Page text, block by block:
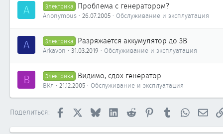
A Электрика Проблема с генератором?
Anonymous 26.07.2005 Обслуживание и эксплуатация
A Электрика Разряжается аккумулятор до 3В
Arkavon 31.03.2019 Обслуживание и эксплуатация
В Электрика Видимо, сдох генератор
ВКл 21.12.2005 Обслуживание и эксплуатация
Поделиться: Facebook Bluesky LinkedInReddit PinterestTumblrWhatsApp